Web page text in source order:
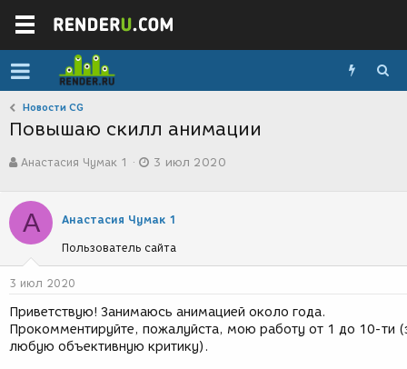
Новости CG
Повышаю скилл анимации
в
о
р
т
е
м
ы
Анастасия Чумак 1
а
с
з
д
и
я
3 июл 2020
А Анастасия Чумак 1
Пользователь сайта
3 июл 2020
Приветствую! Занимаюсь анимацией около года.
Прокомментируйте, пожалуйста, мою работу от 1 до 10-ти
любую объективную критику).